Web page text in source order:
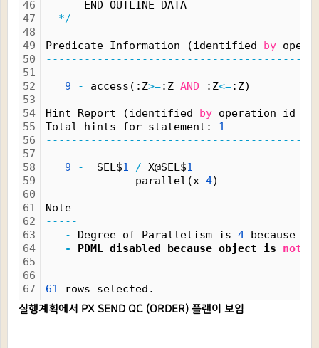
46
47
48
49
50
51
52
53
54
55
56
57
58
59
60
61
62
63
64
65
66
67
END_OUTLINE_DATA
*/
Predicate Information (identified by
9 - access(:Z>=:Z AND :Z<=:Z)
Hint Report (identified by operation id
Total hints for statement: 1
9 - SEL$1 / X@SEL$1
-
parallel(x 4)
Note
-----
-
Degree of Parallelism is 4 because
-
PDML disabled because object is not
61 rows selected.
실행계획에서 PX SEND QC (ORDER) 플랜이 보임